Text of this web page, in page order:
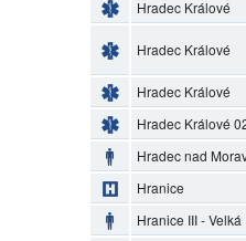
Hradec Králové
Hradec Králové
Hradec Králové
Hradec Králové
Hradec nad
Hranice
Hranice III - Velká